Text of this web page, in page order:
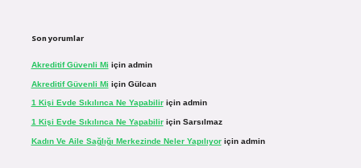
Son yorumlar
Akreditif Güvenli Mi için admin
Akreditif Güvenli Mi için Gülcan
1 Kişi Evde Sıkılınca Ne Yapabiliriçin admin
1 Kişi Evde Sıkılınca Ne Yapabiliriçin Sarsılmaz
Kadın Ve Aile Sağlığı Merkezinde Neler Yapılıyoriçin admin